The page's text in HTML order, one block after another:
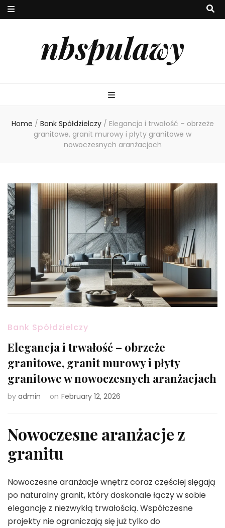
nbspulawy
Home / Bank Spółdzielczy / Elegancja i trwałość – obrzeże
granitowe, granit murowy i płyty granitowe w
nowoczesnych aranżacjach
Bank Spółdzielczy
Elegancja i trwałość – obrzeże
granitowe, granit murowy i płyty
granitowe w nowoczesnych aranżacjach
by admin on February 12, 2026
Nowoczesne aranżacje z
granitu
Nowoczesne aranżacje wnętrz coraz częściej sięgają
po naturalny granit, który doskonale łączy w sobie
elegancję z niezwykłą trwałością. Współczesne
projekty nie ograniczają się już tylko do